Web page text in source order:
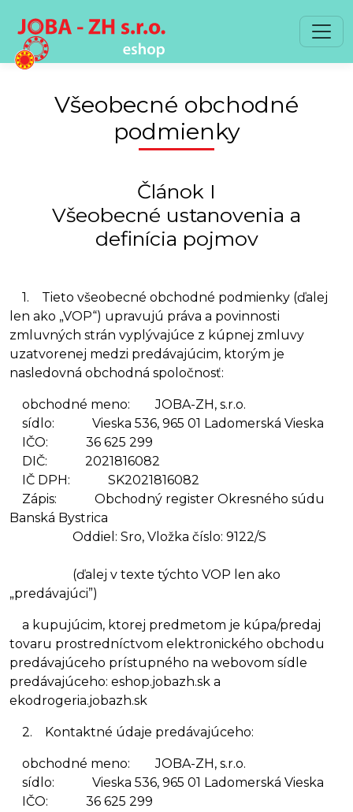
Všeobecné obchodné
podmienky
Článok I
Všeobecné ustanovenia a
definícia pojmov
1. Tieto všeobecné obchodné podmienky (ďalej
len ako „VOP“) upravujú práva a povinnosti
zmluvných strán vyplývajúce z kúpnej zmluvy
uzatvorenej medzi predávajúcim, ktorým je
nasledovná obchodná spoločnosť:
obchodné meno: JOBA-ZH, s.r.o.
sídlo: Vieska 536, 965 01 Ladomerská Vieska
IČO: 36 625 299
DIČ: 2021816082
IČ DPH: SK2021816082
Zápis: Obchodný register Okresného súdu
Banská Bystrica
Oddiel: Sro, Vložka číslo: 9122/S
(ďalej v texte týchto VOP len ako
„predávajúci”)
a kupujúcim, ktorej predmetom je kúpa/predaj
tovaru prostredníctvom elektronického obchodu
predávajúceho prístupného na webovom sídle
predávajúceho: eshop.jobazh.sk a
ekodrogeria.jobazh.sk
2. Kontaktné údaje predávajúceho:
obchodné meno: JOBA-ZH, s.r.o.
sídlo: Vieska 536, 965 01 Ladomerská Vieska
IČO: 36 625 299